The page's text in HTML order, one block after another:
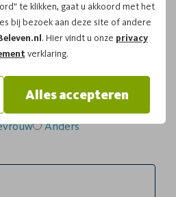
te klikken, gaat u akkoord met het
bij bezoek aan deze site of andere
. Hier vindt u onze privacy
verklaring.
Alles accepteren
Zwerftochtvaartocht op
om14:00vragen wij u
te vullen.
Anders